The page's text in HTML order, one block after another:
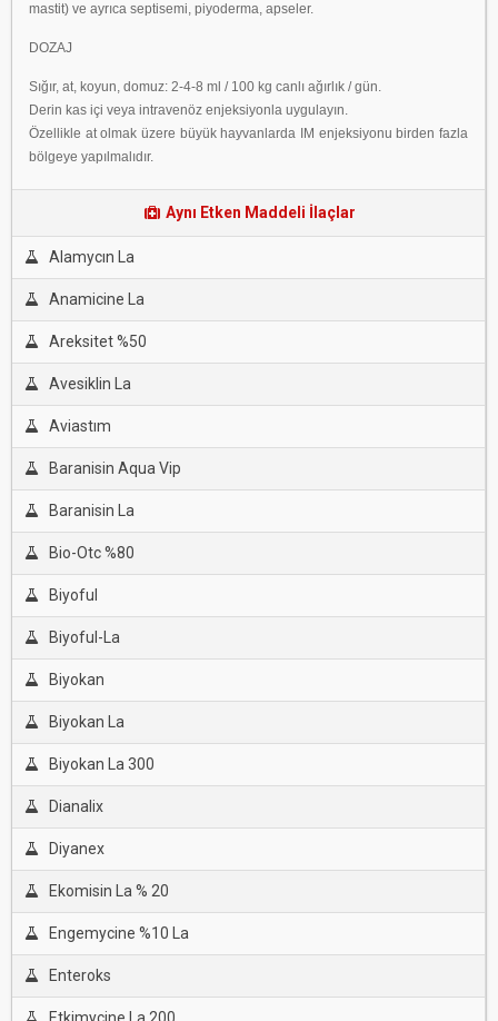
mastit) ve ayrıca septisemi, piyoderma, apseler.
DOZAJ
Sığır, at, koyun, domuz: 2-4-8 ml / 100 kg canlı ağırlık / gün.
Derin kas içi veya intravenöz enjeksiyonla uygulayın.
Özellikle at olmak üzere büyük hayvanlarda IM enjeksiyonu birden fazla
bölgeye yapılmalıdır.
Aynı Etken Maddeli İlaçlar
Alamycın La
Anamicine La
Areksitet %50
Avesiklin La
Aviastım
Baranisin Aqua Vip
Baranisin La
Bio-Otc %80
Biyoful
Biyoful-La
Biyokan
Biyokan La
Biyokan La 300
Dianalix
Diyanex
Ekomisin La % 20
Engemycine %10 La
Enteroks